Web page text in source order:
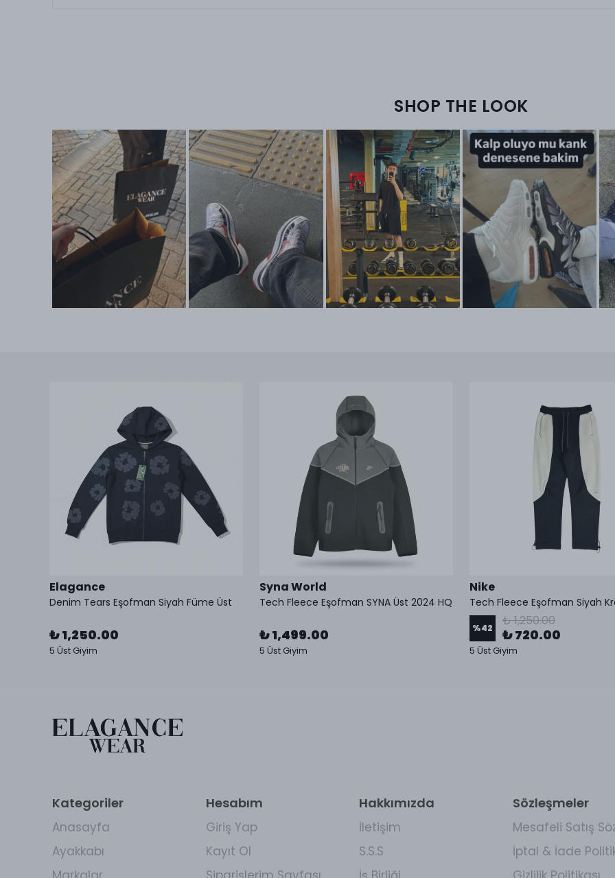
SHOP THE LOOK
Elagance
Denim Tears Eşofman Siyah Füme Üst
₺ 1,250.00
5 Üst Giyim
Syna World
Tech Fleece Eşofman SYNA Üst 2024 HQ
₺ 1,499.00
5 Üst Giyim
Nike
%42 ₺ 1,250.00
₺ 720.00
5 Üst Giyim
Kategoriler
Anasayfa
Ayakkabı
Hesabım
Giriş Yap
Kayıt Ol
Hakkımızda
İletişim
S.S.S
Sözleşmeler
Mesafeli Satış
İptal & İade